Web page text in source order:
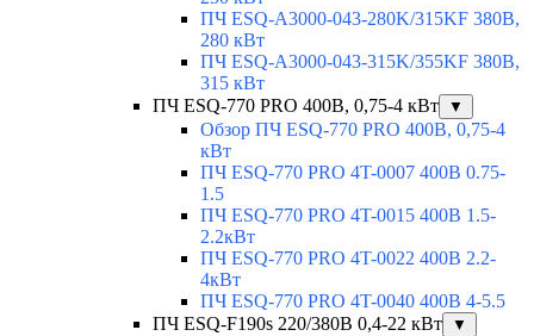
ПЧ ESQ-A3000-043-280K/315KF 380В,
280 кВт
ПЧ ESQ-A3000-043-315K/355KF 380В,
315 кВт
ПЧ ESQ-770 PRO 400В, 0,75-4 кВт
▼
Обзор ПЧ ESQ-770 PRO 400В, 0,75-4
кВт
ПЧ ESQ-770 PRO 4T-0007 400В 0.75-
1.5
ПЧ ESQ-770 PRO 4T-0015 400В 1.5-
2.2кВт
ПЧ ESQ-770 PRO 4T-0022 400В 2.2-
4кВт
ПЧ ESQ-770 PRO 4T-0040 400В 4-5.5
ПЧ ESQ-F190s 220/380В 0,4-22 кВт
▼